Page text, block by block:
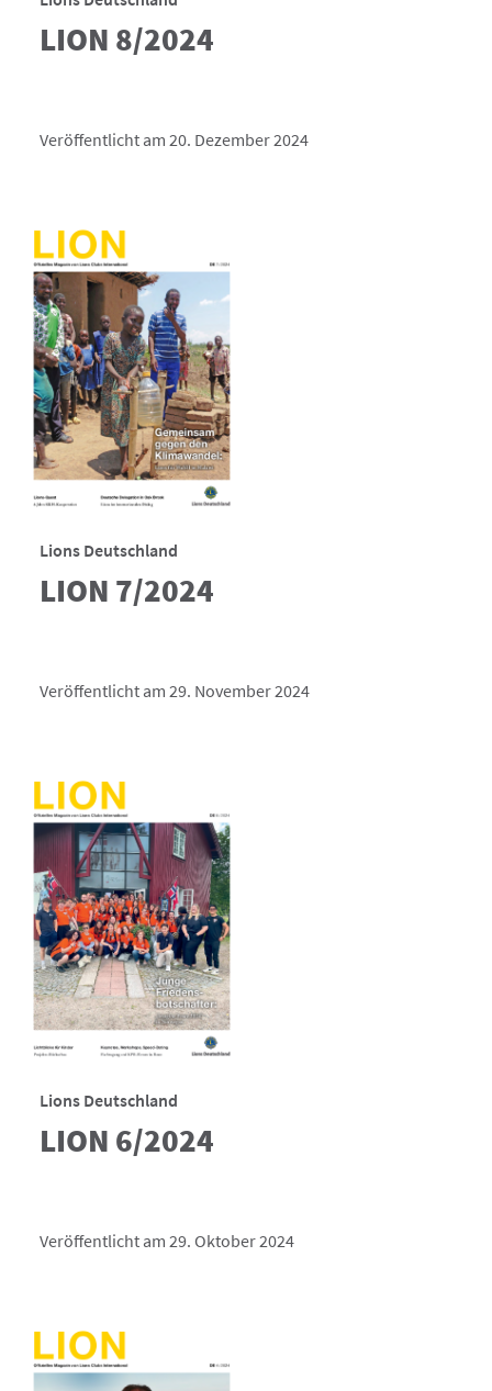
LION 8/2024
Veröffentlicht am 20. Dezember 2024
Lions Deutschland
LION 7/2024
Veröffentlicht am 29. November 2024
Lions Deutschland
LION 6/2024
Veröffentlicht am 29. Oktober 2024